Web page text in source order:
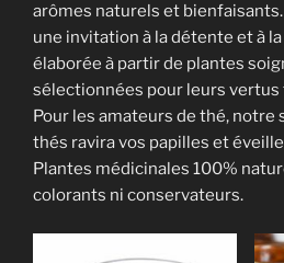
arômes naturels et
une invitation à la détente et à
élaborée à partir de plantes
sélectionnées pour leurs
Pour les amateurs de thé, notre
thés ravira vos papilles et
Plantes médicinales 100%
colorants ni conservateurs.